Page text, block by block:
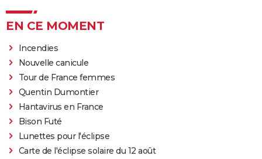
EN CE MOMENT
Incendies
Nouvelle canicule
Tour de France femmes
Quentin Dumontier
Hantavirus en France
Bison Futé
Lunettes pour l'éclipse
Carte de l'éclipse solaire du 12 août